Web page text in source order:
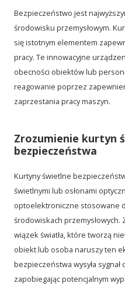
Bezpieczeństwo jest
środowisku przemysłowym.
się istotnym elementem
pracy. Te innowacyjne
obecności obiektów lub
reagowanie poprzez
zaprzestania pracy maszyn.
Zrozumienie kurtyn
bezpieczeństwa
Kurtyny świetlne
świetlnymi lub osłonami
optoelektroniczne stosowane
środowiskach przemysłowych.
wiązek światła, które tworzą
obiekt lub osoba naruszy ten
bezpieczeństwa wysyła sygnał
zapobiegając potencjalnym